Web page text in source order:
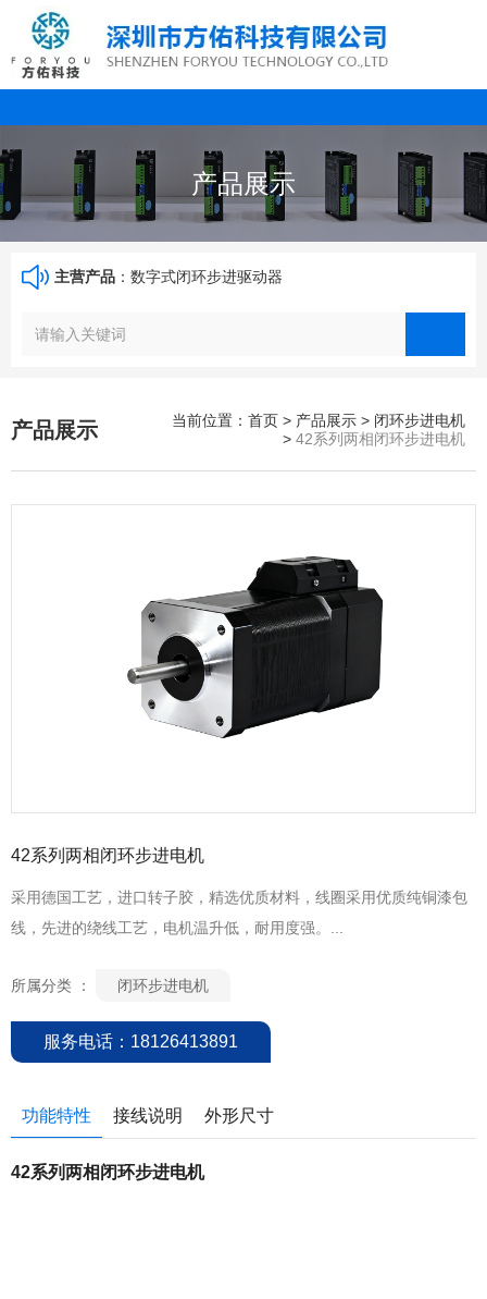
产品展示
主营产品 ：数字式闭环步进驱动器
产品展示 当前位置：首页 > 产品展示 > 闭环步进电机
> 42系列两相闭环步进电机
42系列两相闭环步进电机
采用德国工艺，进口转子胶，精选优质材料，线圈采用优质纯铜漆包
线，先进的绕线工艺，电机温升低，耐用度强。...
所属分类 ： 闭环步进电机
服务电话：18126413891
功能特性 接线说明 外形尺寸
42系列两相闭环步进电机